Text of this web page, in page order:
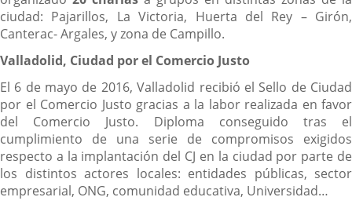
ciudad: Pajarillos, La Victoria, Huerta del Rey – Girón,
Canterac- Argales, y zona de Campillo.
Valladolid, Ciudad por el Comercio Justo
El 6 de mayo de 2016, Valladolid recibió el Sello de Ciudad
por el Comercio Justo gracias a la labor realizada en favor
del Comercio Justo. Diploma conseguido tras el
cumplimiento de una serie de compromisos exigidos
respecto a la implantación del CJ en la ciudad por parte de
los distintos actores locales: entidades públicas, sector
empresarial, ONG, comunidad educativa, Universidad…